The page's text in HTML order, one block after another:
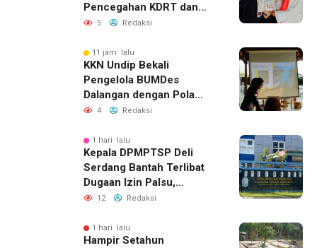
Pencegahan KDRT dan
Komunikasi Keluarga
5 Redaksi
11 jam lalu
KKN Undip Bekali
Pengelola BUMDes
Dalangan dengan Pola
Pikir Inovatif
4 Redaksi
1 hari lalu
Kepala DPMPTSP Deli
Serdang Bantah Terlibat
Dugaan Izin Palsu,
Tegaskan Proses
Jalur Resmi
12 Redaksi
1 hari lalu
Hampir Setahun